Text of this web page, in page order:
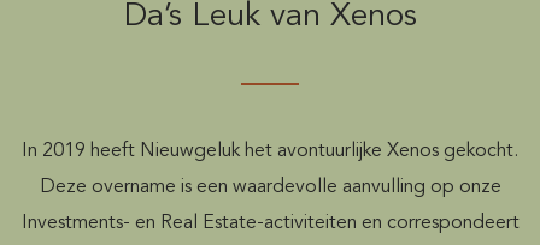
Da’s Leuk van Xenos
In 2019 heeft Nieuwgeluk het avontuurlijke Xenos gekocht.
Deze overname is een waardevolle aanvulling op onze
Investments- en Real Estate-activiteiten en correspondeert